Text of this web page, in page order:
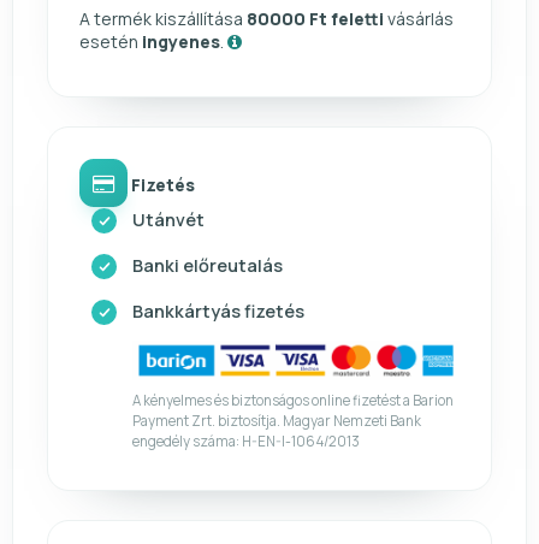
A termék kiszállítása 80000 Ft feletti vásárlás
esetén ingyenes.
Fizetés
Utánvét
Banki előreutalás
Bankkártyás fizetés
A kényelmes és biztonságos online fizetést a Barion
Payment Zrt. biztosítja. Magyar Nemzeti Bank
engedély száma: H-EN-I-1064/2013